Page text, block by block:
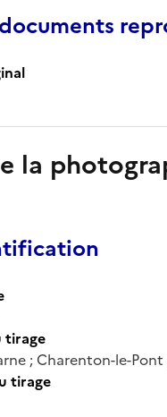
la
tirage
; Charenton-le-
tirage